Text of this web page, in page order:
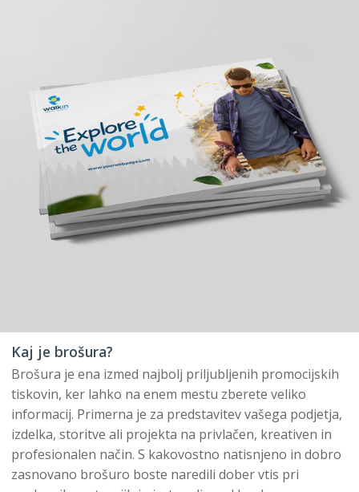
Kaj je brošura?
Brošura je ena izmed najbolj priljubljenih promocijskih
tiskovin, ker lahko na enem mestu zberete veliko
informacij. Primerna je za predstavitev vašega podjetja,
izdelka, storitve ali projekta na privlačen, kreativen in
profesionalen način. S kakovostno natisnjeno in dobro
zasnovano brošuro boste naredili dober vtis pri